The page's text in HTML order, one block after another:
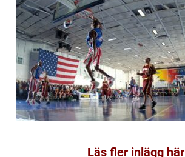
Läs fler inlägg här